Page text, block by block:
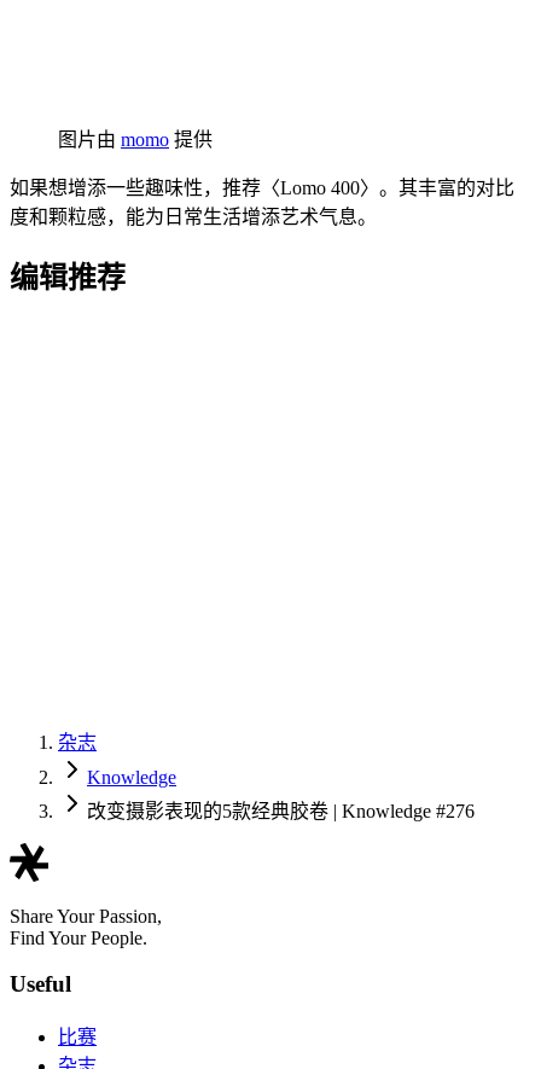
图片由 momo 提供
如果想增添一些趣味性，推荐〈Lomo 400〉。其丰富的对比
度和颗粒感，能为日常生活增添艺术气息。
编辑推荐
杂志
Knowledge
改变摄影表现的5款经典胶卷 | Knowledge #276
Share Your Passion,
Find Your People.
Useful
比赛